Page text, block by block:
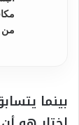
من
بينما